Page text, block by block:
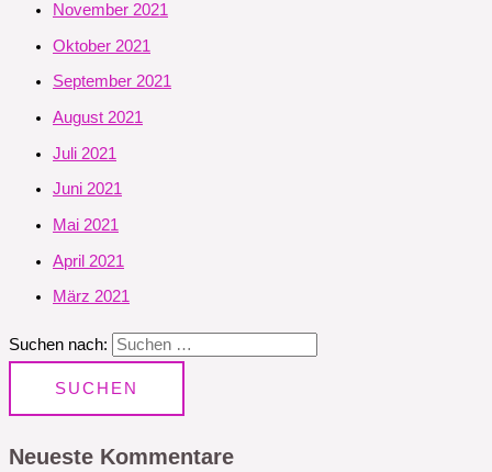
November 2021
Oktober 2021
September 2021
August 2021
Juli 2021
Juni 2021
Mai 2021
April 2021
März 2021
Suchen nach:
Neueste Kommentare